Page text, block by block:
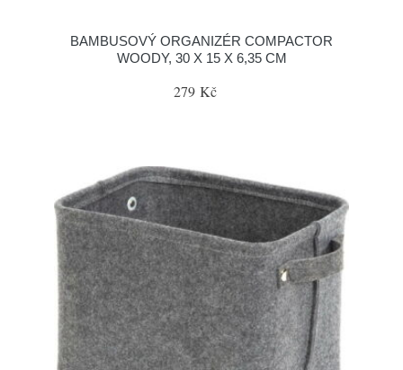
BAMBUSOVÝ ORGANIZÉR COMPACTOR
WOODY, 30 X 15 X 6,35 CM
279 Kč